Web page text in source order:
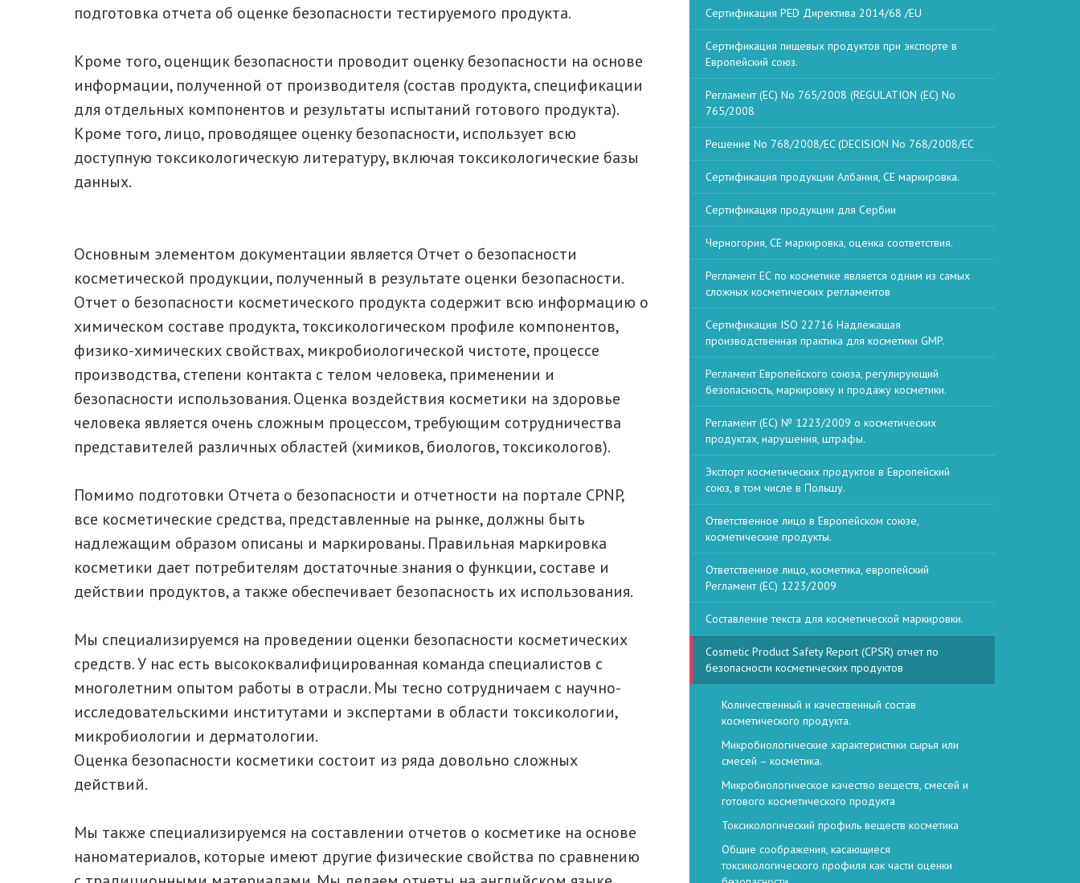
подготовка отчета об оценке безопасности тестируемого продукта.
Кроме того, оценщик безопасности проводит оценку безопасности на основе
информации, полученной от производителя (состав продукта, спецификации
для отдельных компонентов и результаты испытаний готового продукта).
Кроме того, лицо, проводящее оценку безопасности, использует всю
доступную токсикологическую литературу, включая токсикологические базы
данных.
Основным элементом документации является Отчет о безопасности
косметической продукции, полученный в результате оценки безопасности.
Отчет о безопасности косметического продукта содержит всю информацию о
химическом составе продукта, токсикологическом профиле компонентов,
физико-химических свойствах, микробиологической чистоте, процессе
производства, степени контакта с телом человека, применении и
безопасности использования. Оценка воздействия косметики на здоровье
человека является очень сложным процессом, требующим сотрудничества
представителей различных областей (химиков, биологов, токсикологов).
Помимо подготовки Отчета о безопасности и отчетности на портале CPNP,
все косметические средства, представленные на рынке, должны быть
надлежащим образом описаны и маркированы. Правильная маркировка
косметики дает потребителям достаточные знания о функции, составе и
действии продуктов, а также обеспечивает безопасность их использования.
Мы специализируемся на проведении оценки безопасности косметических
средств. У нас есть высококвалифицированная команда специалистов с
многолетним опытом работы в отрасли. Мы тесно сотрудничаем с научно-
исследовательскими институтами и экспертами в области токсикологии,
микробиологии и дерматологии.
Оценка безопасности косметики состоит из ряда довольно сложных
действий.
Мы также специализируемся на составлении отчетов о косметике на основе
наноматериалов, которые имеют другие физические свойства по сравнению
Сертификация PED Директива 2014/68 /EU
Сертификация пищевых продуктов при экспорте в
Европейский союз.
Регламент (ЕС) No 765/2008 (REGULATION (EC) No
765/2008
Решение No 768/2008/EC (DECISION No 768/2008/EC
Сертификация продукции Албания, СЕ маркировка.
Сертификация продукции для Сербии
Черногория, СЕ маркировка, оценка соответствия.
Регламент ЕС по косметике является одним из самых
сложных косметических регламентов
Сертификация ISO 22716 Надлежащая
производственная практика для косметики GMP.
Регламент Европейского союза, регулирующий
безопасность, маркировку и продажу косметики.
Регламент (ЕС) № 1223/2009 о косметических
продуктах, нарушения, штрафы.
Экспорт косметических продуктов в Европейский
союз, в том числе в Польшу.
Ответственное лицо в Европейском союзе,
косметические продукты.
Ответственное лицо, косметика, европейский
Регламент (EC) 1223/2009
Составление текста для косметической маркировки.
Cosmetic Product Safety Report (CPSR) отчет по
безопасности косметических продуктов
Количественный и качественный состав
косметического продукта.
Микробиологические характеристики сырья или
смесей – косметика.
Микробиологическое качество веществ, смесей и
готового косметического продукта
Токсикологический профиль веществ косметика
Общие соображения, касающиеся
токсикологического профиля как части оценки